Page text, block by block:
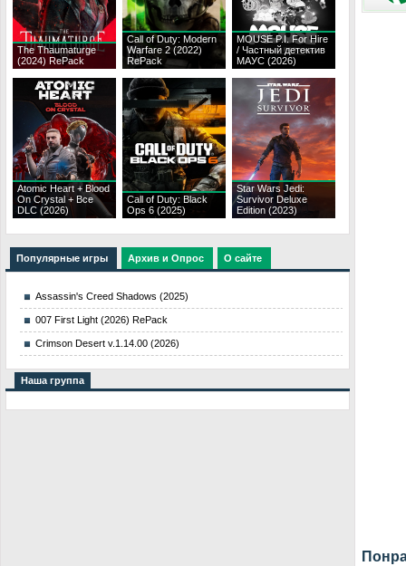
The Thaumaturge
(2024) RePack
Call of Duty: Modern
Warfare 2 (2022)
RePack
MOUSE P.I. For Hire
/ Частный детектив
МАУС (2026)
Atomic Heart + Blood
On Crystal + Все
DLC (2026)
Call of Duty: Black
Ops 6 (2025)
Star Wars Jedi:
Survivor Deluxe
Edition (2023)
Популярные игры Архив и Опрос О сайте
Assassin's Creed Shadows (2025)
007 First Light (2026) RePack
Crimson Desert v.1.14.00 (2026)
Наша группа